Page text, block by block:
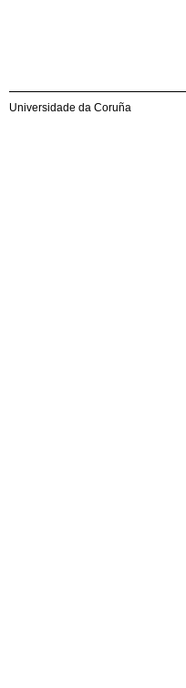
Universidade da Coruña